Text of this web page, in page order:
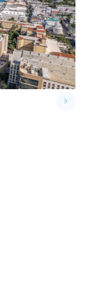
keyboard_arrow_right